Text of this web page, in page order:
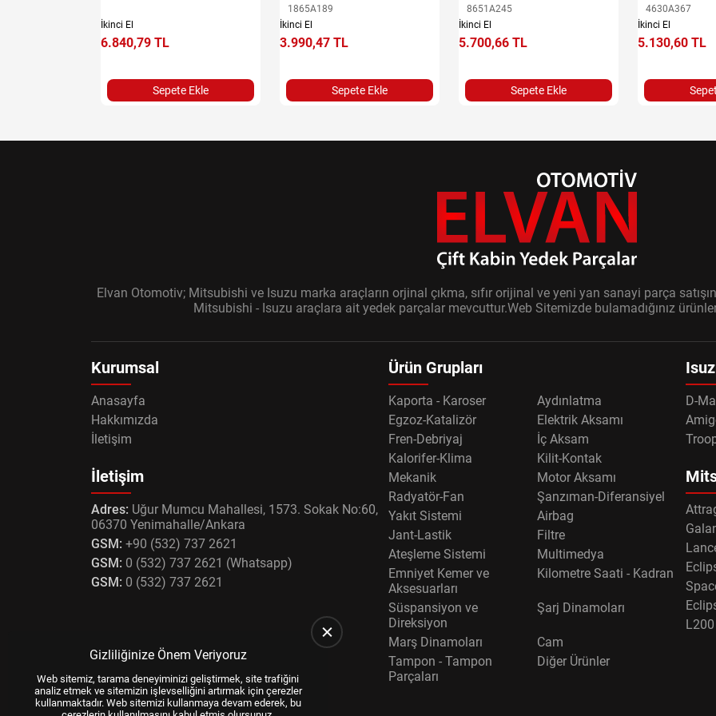
İkinci El
6.840,79 TL
Sepete Ekle
1865A189
İkinci El
3.990,47 TL
Sepete Ekle
8651A245
İkinci El
5.700,66 TL
Sepete Ekle
4630A367
İkinci El
5.130,60 TL
Elvan Otomotiv; Mitsubishi ve Isuzu marka araçların orjinal çıkma, sıfır orijinal ve yeni yan sanayi parça
Mitsubishi - Isuzu araçlara ait yedek parçalar mevcuttur.Web Sitemizde bulamadığınız
Kurumsal
Anasayfa
Hakkımızda
İletişim
İletişim
Adres: Uğur Mumcu Mahallesi, 1573. Sokak No:60,
06370 Yenimahalle/Ankara
GSM: +90 (532) 737 2621
GSM: 0 (532) 737 2621 (Whatsapp)
GSM: 0 (532) 737 2621
Ürün Grupları
Kaporta - Karoser
Aydınlatma
Egzoz-Katalizör
Elektrik Aksamı
Fren-Debriyaj
İç Aksam
Kalorifer-Klima
Kilit-Kontak
Mekanik
Motor Aksamı
Radyatör-Fan
Şanzıman-Diferansiyel
Yakıt Sistemi
Airbag
Jant-Lastik
Filtre
Ateşleme Sistemi
Multimedya
Emniyet Kemer ve
Aksesuarları
Kilometre Saati - Kadran
Süspansiyon ve
Direksiyon
Şarj Dinamoları
Marş Dinamoları
Cam
Tampon - Tampon
Parçaları
Diğer Ürünler
D-
L200
Gizliliğinize Önem Veriyoruz
Web sitemiz, tarama deneyiminizi geliştirmek, site trafiğini
analiz etmek ve sitemizin işlevselliğini artırmak için çerezler
kullanmaktadır. Web sitemizi kullanmaya devam ederek, bu